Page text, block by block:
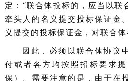
定：“联合体投标的，应当以联
牵头人的名义提交投标保证金
义提交的投标保证金，对联合
因此，必须以联合体协议
付或者各方均按照招标要求
保）。需要注意的是，由于在